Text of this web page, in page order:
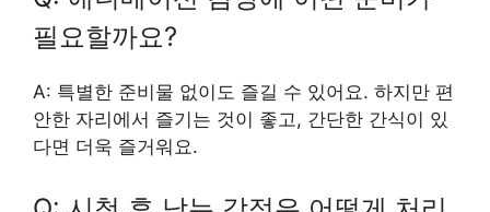
필요할까요?
A: 특별한 준비물 없이도 즐길 수 있어요. 하지만 편
안한 자리에서 즐기는 것이 좋고, 간단한 간식이 있
다면 더욱 즐거워요.